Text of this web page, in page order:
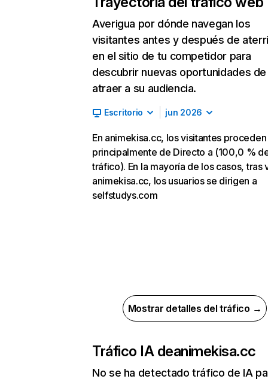
Averigua por dónde navegan los
visitantes antes y después de
en el sitio de tu competidor para
descubrir nuevas oportunidades de
atraer a su audiencia.
Escritorio jun 2026
En animekisa.cc, los visitantes proceden
principalmente de Directo a (100,0 %
tráfico). En la mayoría de los casos, tras
animekisa.cc, los usuarios se dirigen a
selfstudys.com
Mostrar detalles del tráfico →
Tráfico IA deanimekisa.cc
No se ha detectado tráfico de IA